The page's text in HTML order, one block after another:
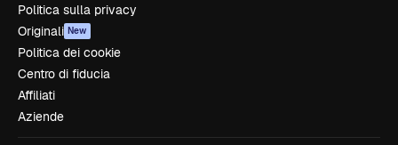
Politica sulla privacy
Originali New
Politica dei cookie
Centro di fiducia
Affiliati
Aziende